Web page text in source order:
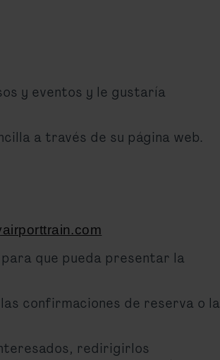
y eventos y le gustaría
a través de su página web.
que pueda presentar la
confirmaciones de reserva o la
redirigirlos